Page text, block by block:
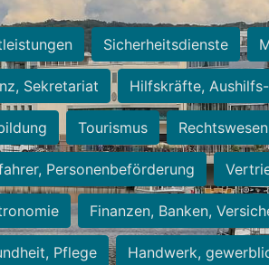
Sicherheitsdienste
Sekretariat Hilfskräfte,
Tourismus Rechtswesen
Personenbeförderung
Finanzen, Banken,
Pflege Handwerk,